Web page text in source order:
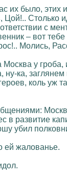
их было, этих
Столько
с
– вот
Молись,
у гроба,
ну-ка, заглянем
коль уж
в развитие
убил
ей жалованье.